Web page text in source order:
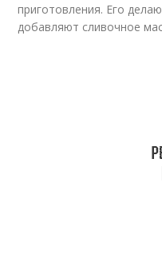
приготовления. Его
добавляют сливочное